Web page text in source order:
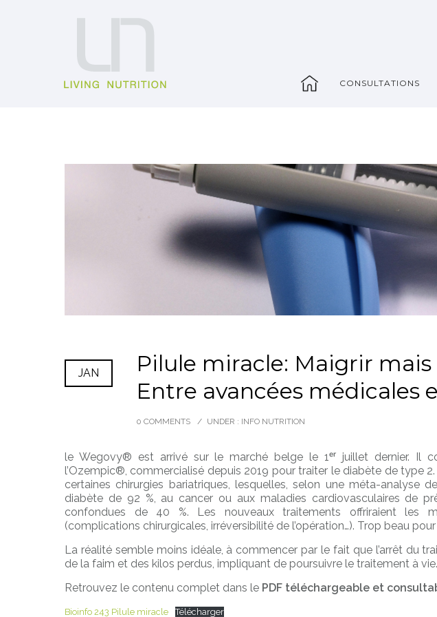
_ CONSULTATIONS
JAN
Pilule miracle: Maigrir mais
Entre avancées médicales
0 COMMENTS / UNDER : INFO NUTRITION
le Wegovy® est arrivé sur le marché belge le 1ᵉʳ juillet dernier. Il
l’Ozempic®, commercialisé depuis 2019 pour traiter le diabète de type
certaines chirurgies bariatriques, lesquelles, selon une méta-analyse
diabète de 92 %, au cancer ou aux maladies cardiovasculaires de
confondues de 40 %. Les nouveaux traitements offriraient les
(complications chirurgicales, irréversibilité de l’opération…). Trop beau
La réalité semble moins idéale, à commencer par le fait que l’arrêt du
de la faim et des kilos perdus, impliquant de poursuivre le traitement à vie.
Retrouvez le contenu complet dans le PDF téléchargeable et
Bioinfo 243 Pilule miracle Télécharger